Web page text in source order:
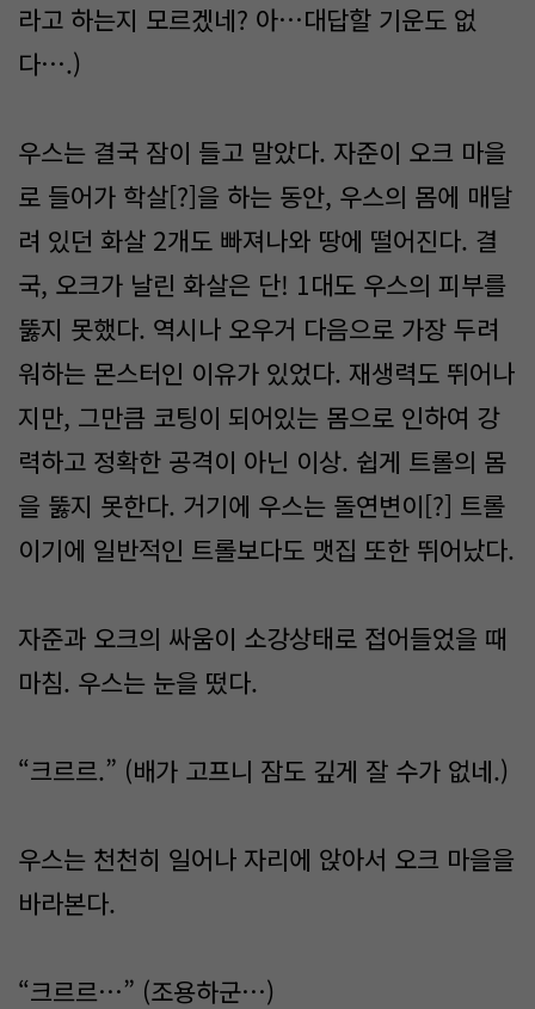
라고 하는지 모르겠네? 아…대답할 기운도 없
다….)
우스는 결국 잠이 들고 말았다. 자준이 오크 마을
로 들어가 학살[?]을 하는 동안, 우스의 몸에 매달
려 있던 화살 2개도 빠져나와 땅에 떨어진다. 결
국, 오크가 날린 화살은 단! 1대도 우스의 피부를
뚫지 못했다. 역시나 오우거 다음으로 가장 두려
워하는 몬스터인 이유가 있었다. 재생력도 뛰어나
지만, 그만큼 코팅이 되어있는 몸으로 인하여 강
력하고 정확한 공격이 아닌 이상. 쉽게 트롤의 몸
을 뚫지 못한다. 거기에 우스는 돌연변이[?] 트롤
이기에 일반적인 트롤보다도 맷집 또한 뛰어났다.
자준과 오크의 싸움이 소강상태로 접어들었을 때
마침. 우스는 눈을 떴다.
“크르르.” (배가 고프니 잠도 깊게 잘 수가 없네.)
우스는 천천히 일어나 자리에 앉아서 오크 마을을
바라본다.
“크르르…” (조용하군…)